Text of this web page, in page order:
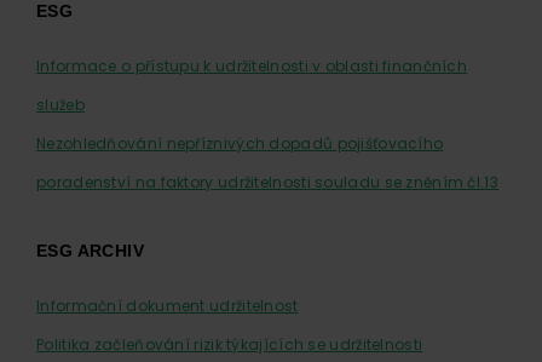
ESG
Informace o přístupu k udržitelnosti v oblasti finančních
služeb
Nezohledňování nepříznivých dopadů pojišťovacího
poradenství na faktory udržitelnosti souladu se zněním čl.13
ESG ARCHIV
Informační dokument udržitelnost
Politika začleňování rizik týkajících se udržitelnosti